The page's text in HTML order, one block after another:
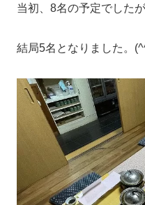
当初、8名の予定でした
結局5名となりました。